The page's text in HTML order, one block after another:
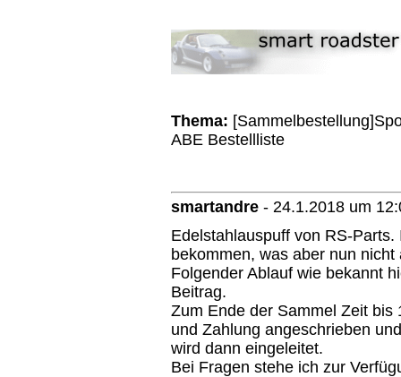
Thema:
ABE Bestellliste
smartandre - 24.1.2018 um
Edelstahlauspuff von RS-
bekommen, was aber nun
Folgender Ablauf wie bekannt
Beitrag.
Zum Ende der Sammel Zeit bis
und Zahlung angeschrieben
wird dann eingeleitet.
Bei Fragen stehe ich zur